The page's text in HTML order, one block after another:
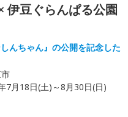
伊豆ぐらんぱる公園
しんちゃん』の公開を記念した
7月18日(土)～8月30日(日)